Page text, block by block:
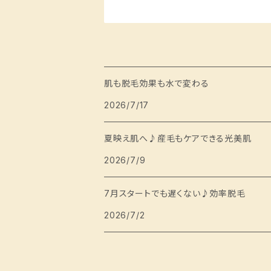
肌も脱毛効果も水で変わる
2026/7/17
夏映え肌へ♪産毛もケアできる光美肌
2026/7/9
7月スタートでも遅くない♪効率脱毛
2026/7/2